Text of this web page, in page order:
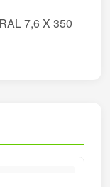
7,6 X 350